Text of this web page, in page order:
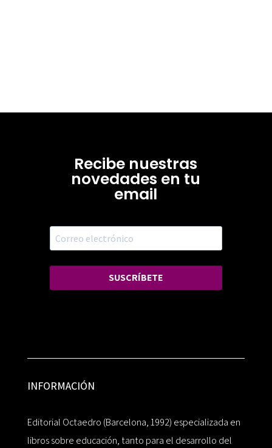
Recibe nuestras
novedades en tu
email
SUSCRÍBETE
INFORMACIÓN
Editorial Octaedro (Barcelona, 1992) especializada en
libros sobre educación, tanto para el desarrollo del